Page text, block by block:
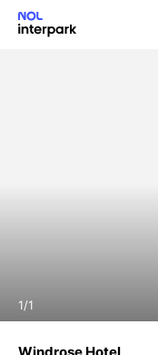
1/1
Windrose Hotel